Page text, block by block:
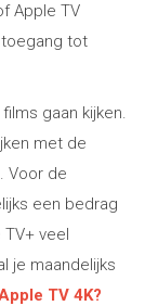
Apple TV
toegang tot
gaan kijken.
met de
Voor de
een bedrag
veel
je maandelijks
TV 4K?